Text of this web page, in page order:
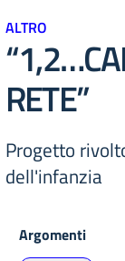
ALTRO
RETE”
Progetto
dell'infanzia
Argomenti